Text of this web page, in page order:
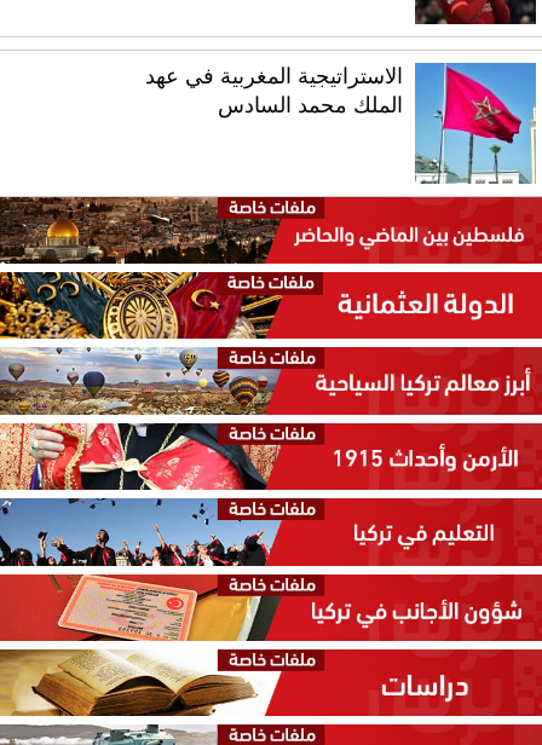
الاستراتيجية المغربية في عهد
الملك محمد السادس